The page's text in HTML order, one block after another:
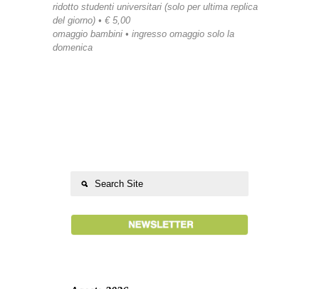
ridotto studenti universitari (solo per ultima replica
del giorno) • € 5,00
omaggio bambini • ingresso omaggio solo la
domenica